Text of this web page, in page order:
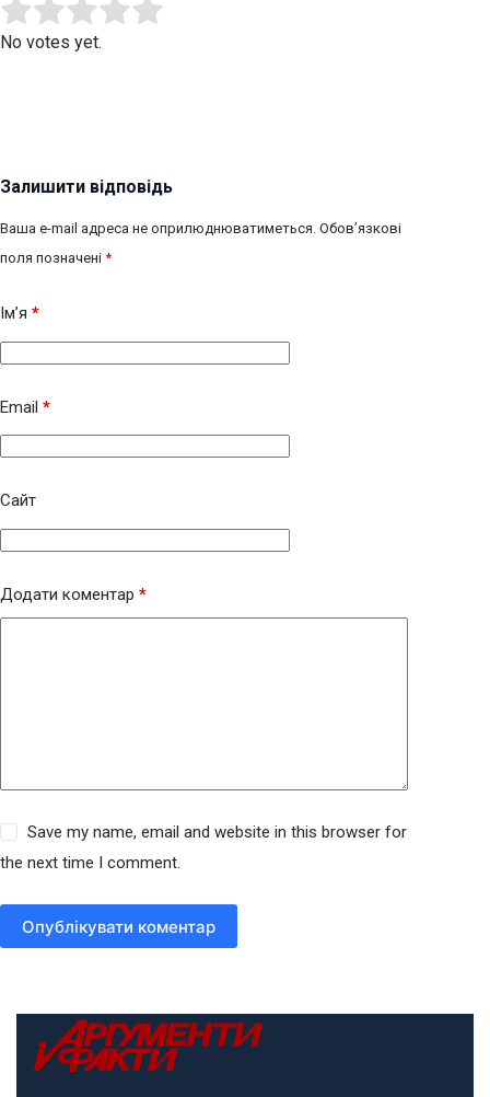
Rate this item:
No votes yet.
Залишити відповідь
Ваша e-mail адреса не оприлюднюватиметься. Обов’язкові
поля позначені *
Ім’я *
Email *
Сайт
Додати коментар *
Save my name, email and website in this browser for
the next time I comment.
Опублікувати коментар